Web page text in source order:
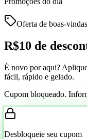
Oferta de boas-vindas
R$10 de
É novo por aqui?
fácil, rápido e gelado.
Cupom bloqueado.
Desbloqueie seu cupom